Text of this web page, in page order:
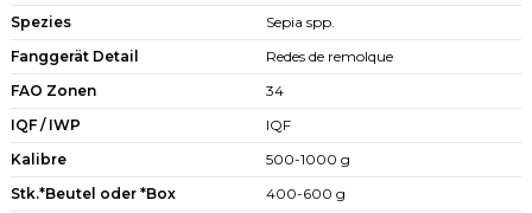
Spezies
Sepia spp.
Fanggerät Detail
Redes de remolque
FAO Zonen
34
IQF / IWP
IQF
Kalibre
500-1000 g
Stk.*Beutel oder *Box
400-600 g